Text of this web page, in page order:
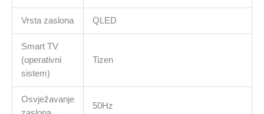
Vrsta zaslona QLED
Smart TV
(operativni
sistem)
Tizen
Osvježavanje
50Hz